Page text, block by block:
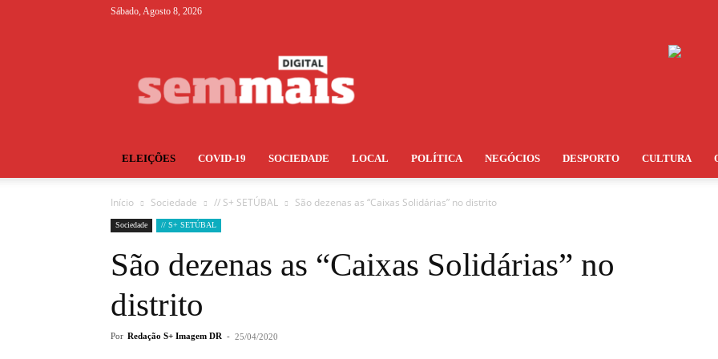
Sábado, Agosto 8, 2026
ELEIÇÕES COVID-19 SOCIEDADE LOCAL POLÍTICA NEGÓCIOS DESPORTO CULTURA
Início Sociedade // S+ SETÚBAL São dezenas as “Caixas Solidárias” no distrito
Sociedade // S+ SETÚBAL
São dezenas as “Caixas Solidárias” no
distrito
Por Redação S+ Imagem DR - 25/04/2020